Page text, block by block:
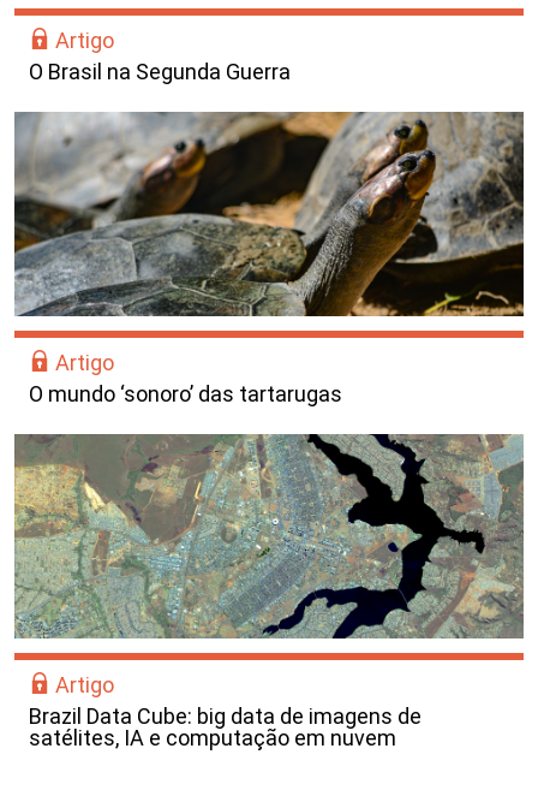
Artigo
O Brasil na Segunda Guerra
Artigo
O mundo ‘sonoro’ das tartarugas
Artigo
Brazil Data Cube: big data de imagens de
satélites, IA e computação em nuvem